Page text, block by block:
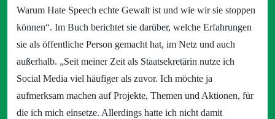
Warum Hate Speech echte Gewalt ist und wie wir sie stoppen
können“. Im Buch berichtet sie darüber, welche Erfahrungen
sie als öffentliche Person gemacht hat, im Netz und auch
außerhalb. „Seit meiner Zeit als Staatsekretärin nutze ich
Social Media viel häufiger als zuvor. Ich möchte ja
aufmerksam machen auf Projekte, Themen und Aktionen, für
die ich mich einsetze. Allerdings hatte ich nicht damit